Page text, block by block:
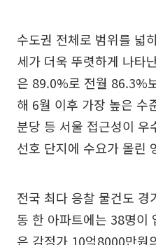
수도권 전체로 범위를 넓
세가 더욱 뚜렷하게 나타
은 89.0%로 전월 86.3%
해 6월 이후 가장 높은 수
분당 등 서울 접근성이 우
선호 단지에 수요가 몰린
전국 최다 응찰 물건도 경
동 한 아파트에는 38명이
은 감정가 10억8000만원